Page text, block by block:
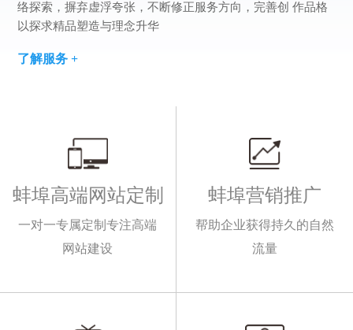
络探索，摒弃虚浮夸张，不断修正服务方向，完善创 作品格
以探求精品塑造与理念升华
了解服务 +
蚌埠高端网站定制
一对一专属定制专注高端
网站建设
蚌埠营销推广
帮助企业获得持久的自然
流量